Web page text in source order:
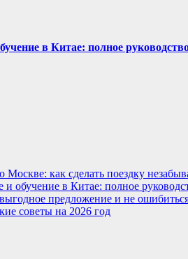
в Китае: полное
как сделать поездку
обучение в Китае: полное
предложение и не
советы на 2026 год